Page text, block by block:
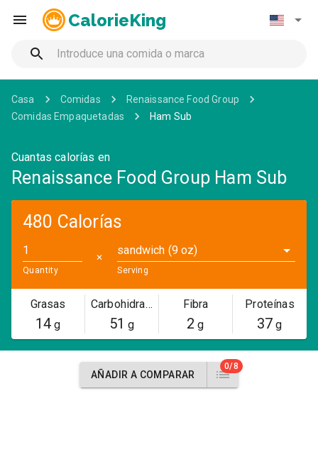
CalorieKing
Casa Comidas
Renaissance Food Group
Comidas Empaquetadas
Ham Sub
Cuantas calorías en
Renaissance Food Group Ham Sub
480 Calorías
Quantity
✕
sandwich (9 oz)
Serving
Grasas
14g
Carbohidratos
51 g
Fibra
2 g
Proteínas
37 g
AÑADIR A COMPARAR
0/8